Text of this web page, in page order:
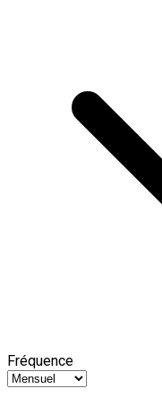
Fréquence